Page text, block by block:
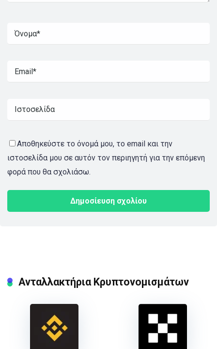
Αποθηκεύστε το όνομά μου, το email και την
ιστοσελίδα μου σε αυτόν τον περιηγητή για την επόμενη
φορά που θα σχολιάσω.
Ανταλλακτήρια Κρυπτονομισμάτων